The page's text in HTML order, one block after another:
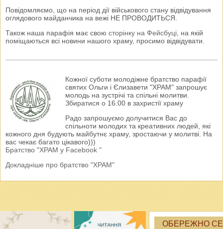
Повідомляємо, що на період дії військового стану відвідування
оглядового майданчика на вежі НЕ ПРОВОДИТЬСЯ.
Також наша парафія має свою сторінку на Фейсбуці, на якій
поміщаються всі новини нашого храму, просимо відвідувати.
Кожної суботи молодіжне братство парафії
святих Ольги і Єлизавети "ХРАМ" запрошує
молодь на зустрічі та спільні молитви.
Збиратися о 16.00 в захристії храму
Радо запрошуємо долучитися Вас до
спільноти молодих та креативних людей, які
кожного дня будують майбутнє храму, зростаючи у молитві. На
вас чекає багато цікавого)))
Братство "ХРАМ у Facebook "
Докладніше про братство "ХРАМ"
ОБЕРЕЖНО